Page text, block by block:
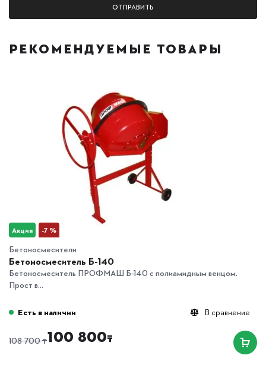
РЕКОМЕНДУЕМЫЕ ТОВАРЫ
Акция -7 %
Бетоносмесители
Бетоносмеситель Б-140
Бетоносмеситель ПРОФМАШ Б-140 с полиамидным венцом.
Прост в...
В сравнение
Есть в наличии
108 700₸100 800₸